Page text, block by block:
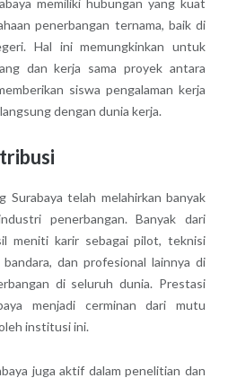
memiliki hubungan yang kuat
penerbangan ternama, baik di
Hal ini memungkinkan untuk
dan kerja sama proyek antara
siswa pengalaman kerja
dengan dunia kerja.
Surabaya telah melahirkan banyak
penerbangan. Banyak dari
meniti karir sebagai pilot, teknisi
dan profesional lainnya di
di seluruh dunia. Prestasi
menjadi cerminan dari mutu
institusi ini.
juga aktif dalam penelitian dan